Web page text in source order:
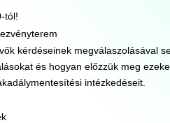
tól!
kérdéseinek megválaszolásával
és hogyan előzzük meg
intézkedéseit.